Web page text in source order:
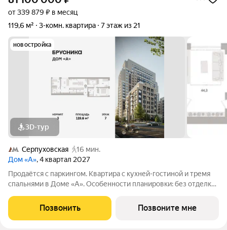
от 339 879 ₽ в месяц
119,6 м²
3-комн. квартира 7 этаж из 21
новостройка
3D-тур
Серпуховская
16 мин.
Дом «А», 4 квартал 2027
Продаётся с паркингом. Квартира с кухней-гостиной и тремя
спальнями в Доме «А». Особенности планировки: без отделки,
стороны, постирочная, разнесённые спальни. Срок сдачи IV кв.
2027 Дом А -
Позвонить Позвоните мне